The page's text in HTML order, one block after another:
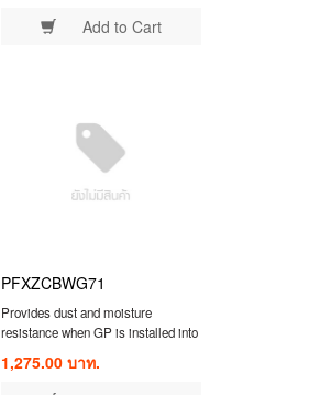
Add to Cart
PFXZCBWG71
Provides dust and moisture
resistance when GP is installed into
inch Wide Installation Gasket
1,275.00 บาท.